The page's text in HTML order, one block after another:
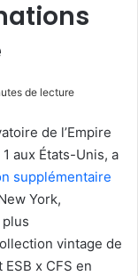
de lecture
de l’Empire
aux États-Unis, a
supplémentaire
York,
vintage de
x CFS en